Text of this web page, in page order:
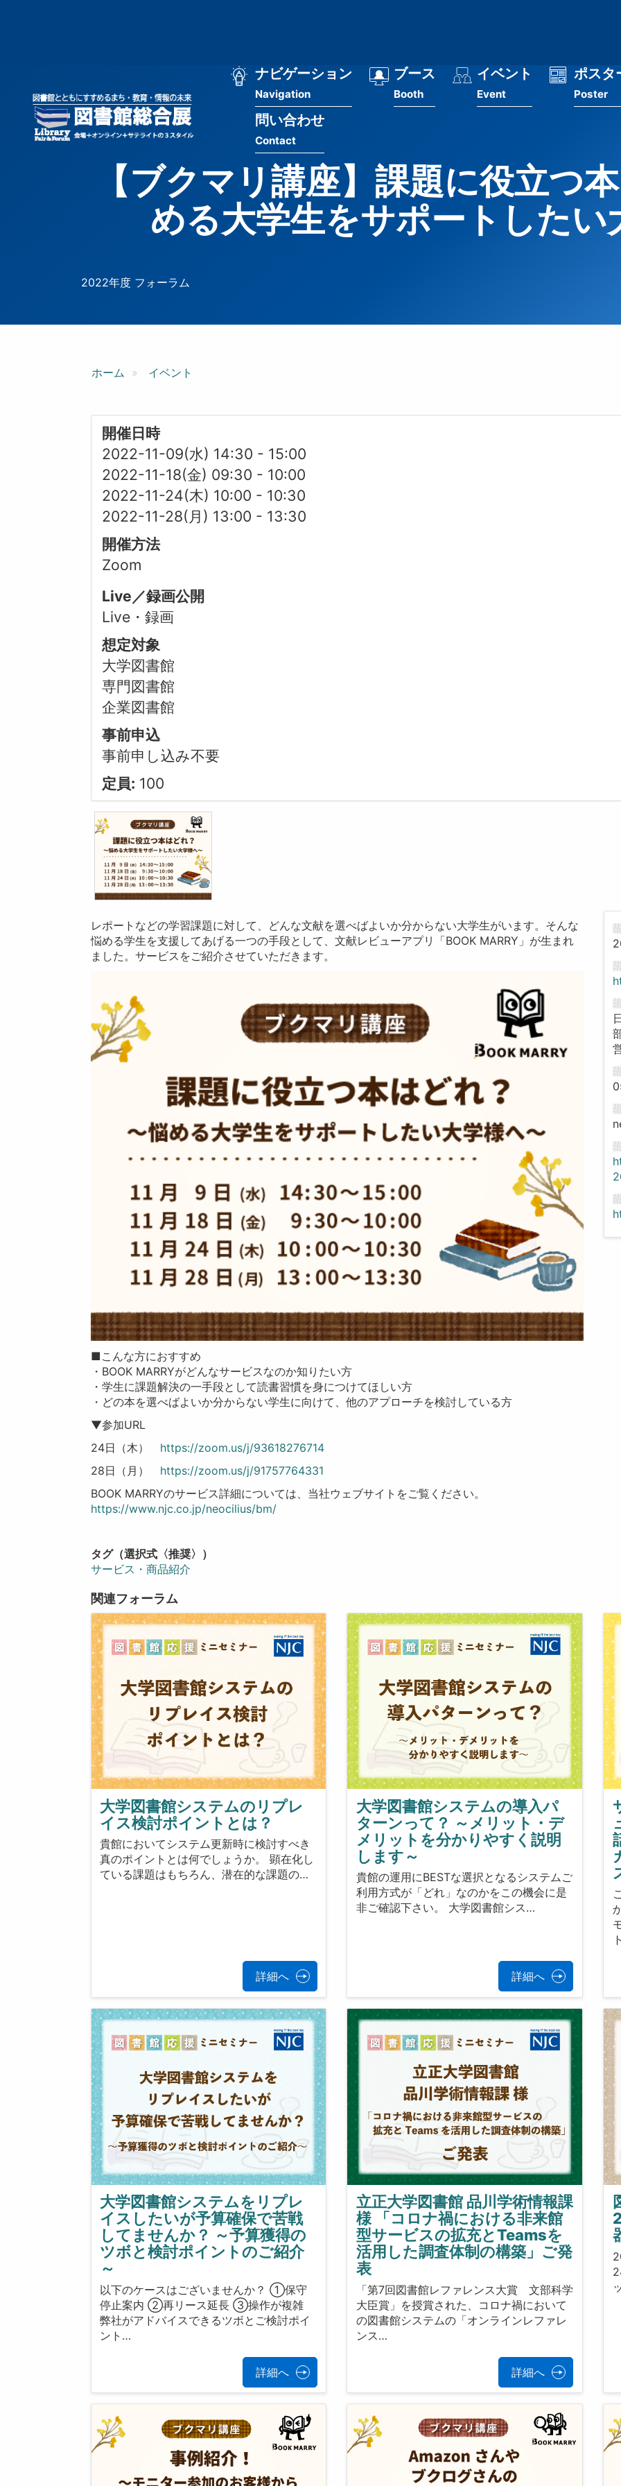
ー
ザ
メ
ナ
ビ
ゲ
ー
ン
ナビゲーション
Navigation
ブース
Booth
イベント
Event
ポスタ
Poster
問い合わせ
Contact
【ブクマリ講座】課題に役立つ
める大学生をサポートしたい
2022年度 フォーラム
ホーム イベント
開催日時
2022-11-09(水) 14:30 - 15:00
2022-11-18(金) 09:30 - 10:00
2022-11-24(木) 10:00 - 10:30
2022-11-28(月) 13:00 - 13:30
開催方法
Zoom
Live／録画公開
Live・録画
想定対象
大学図書館
専門図書館
企業図書館
事前申込
事前申し込み不要
定員: 100
レポートなどの学習課題に対して、どんな文献を選べばよいか分からない大学生がいます。そんな
悩める学生を支援してあげる一つの手段として、文献レビューアプリ「BOOK MARRY」が生まれ
ました。サービスをご紹介させていただきます。
■こんな方におすすめ
・BOOK MARRYがどんなサービスなのか知りたい方
・学生に課題解決の一手段として読書習慣を身につけてほしい方
・どの本を選べばよいか分からない学生に向けて、他のアプローチを検討している方
▼参加URL
24日（木） https://zoom.us/j/93618276714
28日（月） https://zoom.us/j/91757764331
BOOK MARRYのサービス詳細については、当社ウェブサイトをご覧ください。
https://www.njc.co.jp/neocilius/bm/
タグ（選択式〈推奨〉）
サービス・商品紹介
関連フォーラム
大学図書館システムのリプレ
イス検討ポイントとは？
貴館においてシステム更新時に検討すべき
真のポイントとは何でしょうか。 顕在化し
ている課題はもちろん、潜在的な課題の…
詳細へ
大学図書館システムの導入パ
ターンって？ ～メリット・デ
メリットを分かりやすく説明
します～
貴館の運用にBESTな選択となるシステムご
利用方式が「どれ」なのかをこの機会に是
非ご確認下さい。 大学図書館シス…
詳細へ
大学図書館システムをリプレ
イスしたいが予算確保で苦戦
してませんか？ ～予算獲得の
ツボと検討ポイントのご紹介
～
以下のケースはございませんか？ ①保守
停止案内 ②再リース延長 ③操作が複雑
弊社がアドバイスできるツボとご検討ポイ
ント…
詳細へ
立正大学図書館 品川学術情報課
様 「コロナ禍における非来館
型サービスの拡充とTeamsを
活用した調査体制の構築」ご発
表
「第7回図書館レファレンス大賞 文部科学
大臣賞」を授賞された、コロナ禍において
の図書館システムの「オンラインレファレ
ンス…
詳細へ